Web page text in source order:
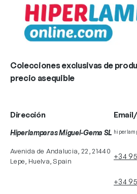
Colecciones exclusivas de
precio asequible
Dirección
Hiperlamparas Miguel-Gema SL
Avenida de Andalucia, 22, 21440
Lepe, Huelva, Spain
+34
+34